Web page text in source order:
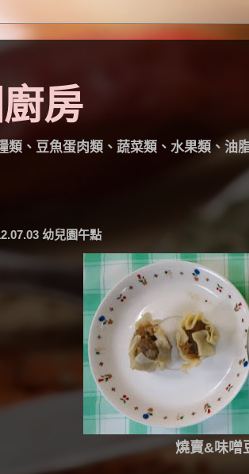
房
類、豆魚蛋肉類、蔬菜類、水果類、油
幼兒園午點
燒賣&味噌